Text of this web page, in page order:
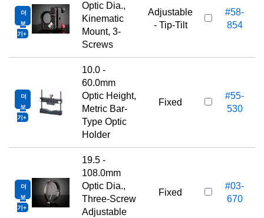
더
보
기
Optic Dia.,
Kinematic
Mount, 3-
Screws
Adjustable
- Tip-Tilt
#58-
854
더
보
기
10.0 -
60.0mm
Optic Height,
Metric Bar-
Type Optic
Holder
Fixed
#55-
530
더
보
기
19.5 -
108.0mm
Optic Dia.,
Three-Screw
Adjustable
Fixed
#03-
670